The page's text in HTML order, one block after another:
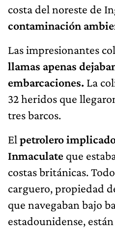
costa del noreste de
contaminación
Las impresionantes
llamas apenas
embarcaciones. La
32 heridos que
tres barcos.
El petrolero
Inmaculate que
costas británicas.
carguero, propiedad
que navegaban bajo
estadounidense,